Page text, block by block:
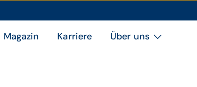
Magazin Karriere Über uns